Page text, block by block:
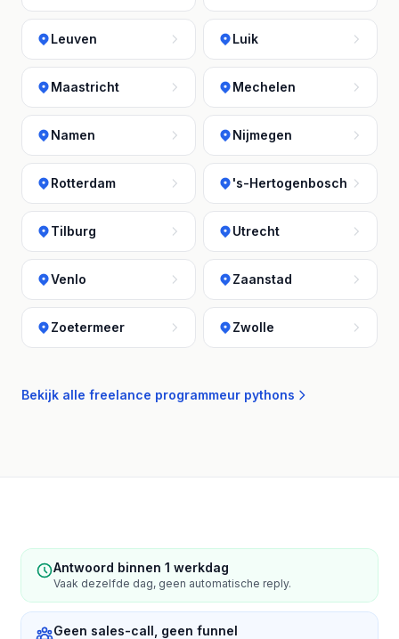
Leuven Luik
Maastricht Mechelen
Namen Nijmegen
Rotterdam 's-Hertogenbosch
Tilburg Utrecht
Venlo Zaanstad
Zoetermeer Zwolle
Bekijk alle freelance programmeur pythons
Antwoord binnen 1 werkdag
Vaak dezelfde dag, geen automatische reply.
Geen sales-call, geen funnel